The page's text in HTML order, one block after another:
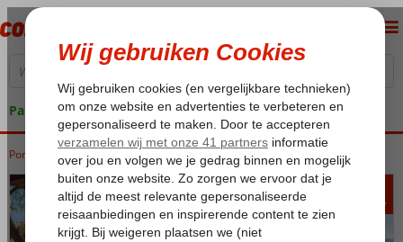
Pakketgarantie
Home
Portugal Madeira Madeira Calheta
va 457 p.p.